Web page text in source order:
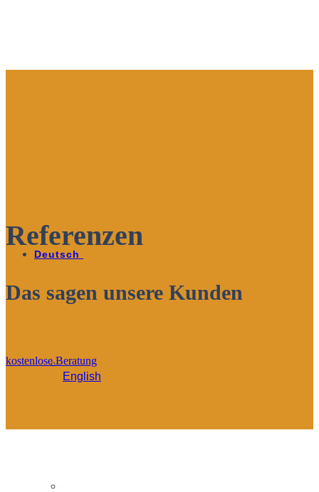
Deutsch
English
Referenzen
Das sagen unsere Kunden
kostenlose Beratung